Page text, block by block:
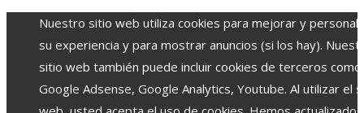
Nuestro sitio web utiliza cookies para mejorar y
su experiencia y para mostrar anuncios (si los hay).
sitio web también puede incluir cookies de terceros como
Google Adsense, Google Analytics, Youtube. Al utilizar el